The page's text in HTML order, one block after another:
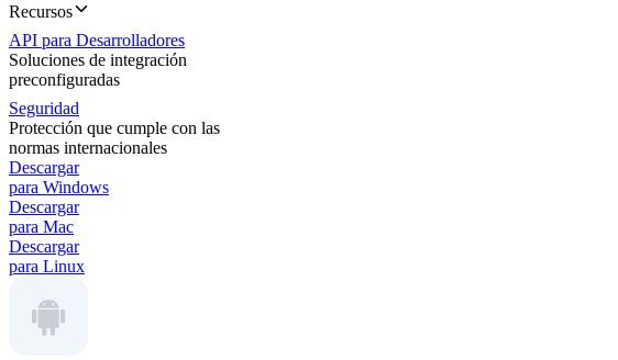
Recursos
API para Desarrolladores
Soluciones de integración
preconfiguradas
Seguridad
Protección que cumple con las
normas internacionales
Descargar
para Windows
Descargar
para Mac
Descargar
para Linux